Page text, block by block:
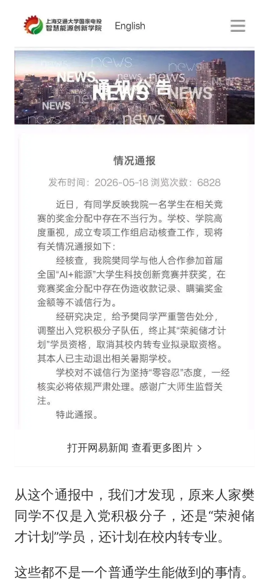
打开网易新闻 查看更多图片
从这个通报中，我们才发现，原来人家樊
同学不仅是入党积极分子，还是“荣昶储
才计划”学员，还计划在校内转专业。
这些都不是一个普通学生能做到的事情。